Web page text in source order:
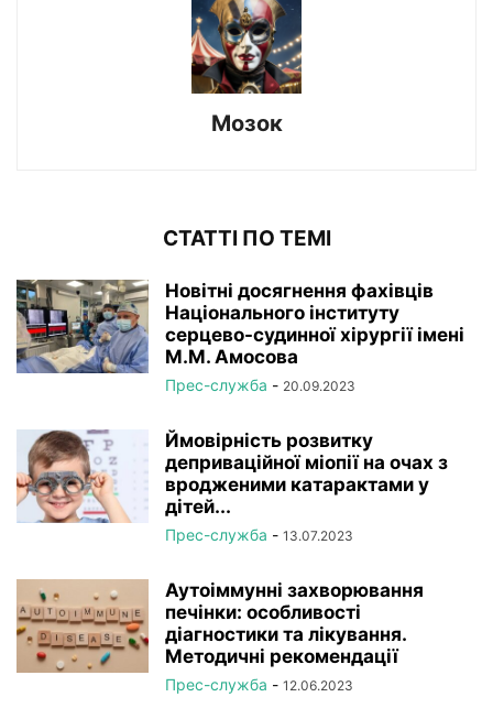
Мозок
СТАТТІ ПО ТЕМІ
Новітні досягнення фахівців
Національного інституту
серцево-судинної хірургії імeні
М.М. Амосова
Прес-служба - 20.09.2023
Ймовірність розвитку
деприваційної міопії на очах з
вродженими катарактами у
дітей...
Прес-служба - 13.07.2023
Аутоіммунні захворювання
печінки: особливості
діагностики та лікування.
Методичні рекомендації
Прес-служба - 12.06.2023